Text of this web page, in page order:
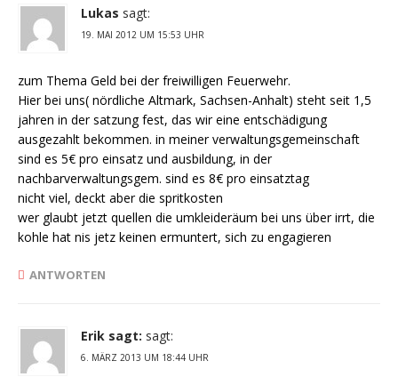
Lukas sagt:
19. MAI 2012 UM 15:53 UHR
zum Thema Geld bei der freiwilligen Feuerwehr.
Hier bei uns( nördliche Altmark, Sachsen-Anhalt) steht seit 1,5
jahren in der satzung fest, das wir eine entschädigung
ausgezahlt bekommen. in meiner verwaltungsgemeinschaft
sind es 5€ pro einsatz und ausbildung, in der
nachbarverwaltungsgem. sind es 8€ pro einsatztag
nicht viel, deckt aber die spritkosten
wer glaubt jetzt quellen die umkleideräum bei uns über irrt, die
kohle hat nis jetz keinen ermuntert, sich zu engagieren
ANTWORTEN
Erik sagt: sagt:
6. MÄRZ 2013 UM 18:44 UHR